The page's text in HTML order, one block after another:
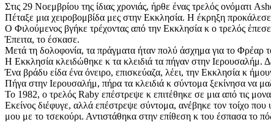
Στις 29 Νοεμβρίου της ίδιας χρονιάς, ήρθε ένας τρελός ονόματι
Πέταξε μια χειροβομβίδα μες στην Εκκλησία. Η έκρηξη
Ο Φιλούμενος βγήκε τρέχοντας από την Εκκλησία κ ο τρελός
Έπειτα, το έσκασε.
Μετά τη δολοφονία, τα πράγματα ήταν πολύ άσχημα για το Φρέαρ
Η Εκκλησία κλειδώθηκε κ τα κλειδιά τα πήγαν στην Ιερουσαλήμ.
Ένα βράδυ είδα ένα όνειρο, επισκεύαζα, λέει, την Εκκλησία κ
Πήγα στην Ιερουσαλήμ, πήρα τα κλειδιά κ σύντομα ξεκίνησα να
Το 1982, ο τρελός Raby επέστρεψε κ επιτέθηκε σε μια από τις
Εκείνος διέφυγε, αλλά επέστρεψε σύντομα, ανέβηκε τον τοίχο
μου με το τσεκούρι. Αντιστάθηκα στην επίθεση κ του έσπασα το